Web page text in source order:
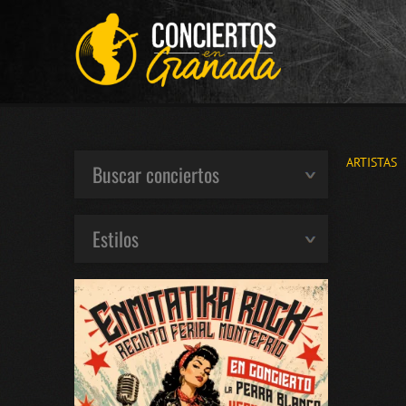
ARTISTAS
Buscar conciertos
Estilos